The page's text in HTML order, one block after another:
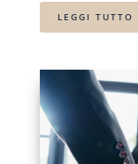
LEGGI TUTTO